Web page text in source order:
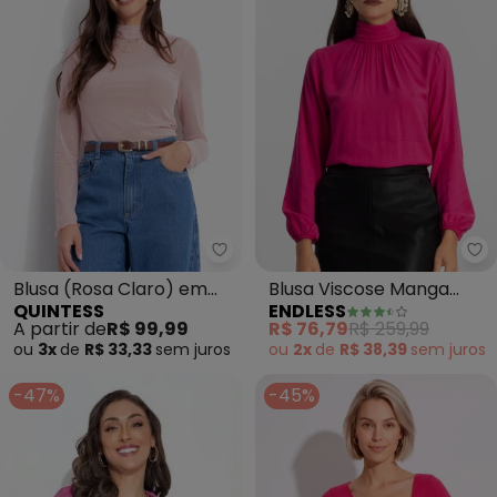
Quintess - Blusa (Rosa Claro)
Blusa (Rosa Claro) em
Tule
QUINTESS
A partir deR$ 99,99
ou 3x de R$ 33,33 sem juros
Blusa Viscose Manga
Longa (Rosa)
ENDLESS
R$ 76,79R$ 259,99
ou 2x de R$ 38,39 sem juros
-47% -45%